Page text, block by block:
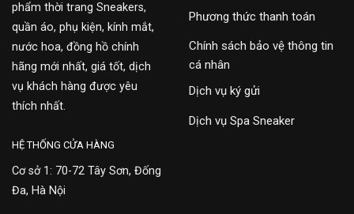
phẩm thời trang Sneakers,
quần áo, phụ kiện, kính mắt,
nước hoa, đồng hồ chính
hãng mới nhất, giá tốt, dịch
vụ khách hàng được yêu
thích nhất.
Phương thức thanh toán
Chính sách bảo vệ thông tin
cá nhân
Dịch vụ ký gửi
Dịch vụ Spa Sneaker
HỆ THỐNG CỬA HÀNG
Cơ sở 1: 70-72 Tây Sơn, Đống
Đa, Hà Nội